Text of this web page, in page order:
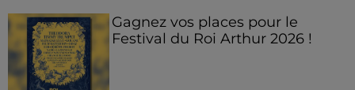
Gagnez vos places pour le
Festival du Roi Arthur 2026 !